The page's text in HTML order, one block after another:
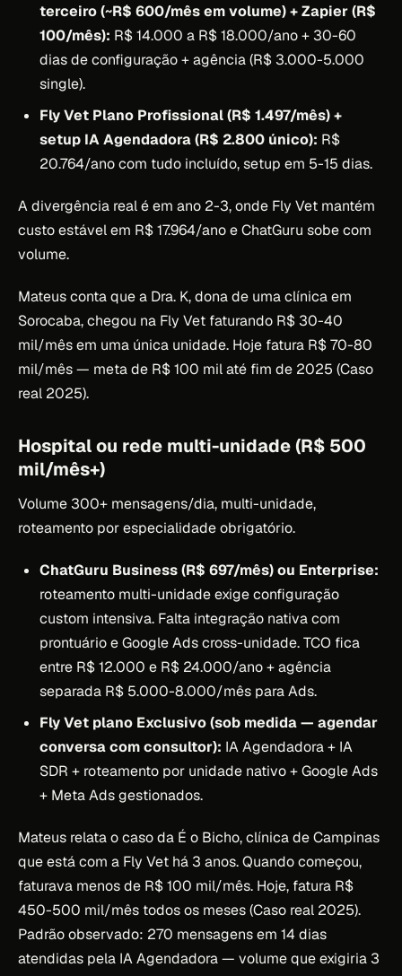
terceiro (~R$ 600/mês em volume) + Zapier (R$
100/mês): R$ 14.000 a R$ 18.000/ano + 30-60
dias de configuração + agência (R$ 3.000-5.000
single).
Fly Vet Plano Profissional (R$ 1.497/mês) +
setup IA Agendadora (R$ 2.800 único): R$
20.764/ano com tudo incluído, setup em 5-15 dias.
A divergência real é em ano 2-3, onde Fly Vet mantém
custo estável em R$ 17.964/ano e ChatGuru sobe com
volume.
Mateus conta que a Dra. K, dona de uma clínica em
Sorocaba, chegou na Fly Vet faturando R$ 30-40
mil/mês em uma única unidade. Hoje fatura R$ 70-80
mil/mês — meta de R$ 100 mil até fim de 2025 (Caso
real 2025).
Hospital ou rede multi-unidade (R$ 500
mil/mês+)
Volume 300+ mensagens/dia, multi-unidade,
roteamento por especialidade obrigatório.
ChatGuru Business (R$ 697/mês) ou Enterprise:
roteamento multi-unidade exige configuração
custom intensiva. Falta integração nativa com
prontuário e Google Ads cross-unidade. TCO fica
entre R$ 12.000 e R$ 24.000/ano + agência
separada R$ 5.000-8.000/mês para Ads.
Fly Vet plano Exclusivo (sob medida — agendar
conversa com consultor): IA Agendadora + IA
SDR + roteamento por unidade nativo + Google Ads
+ Meta Ads gestionados.
Mateus relata o caso da É o Bicho, clínica de Campinas
que está com a Fly Vet há 3 anos. Quando começou,
faturava menos de R$ 100 mil/mês. Hoje, fatura R$
450-500 mil/mês todos os meses (Caso real 2025).
Padrão observado: 270 mensagens em 14 dias
atendidas pela IA Agendadora — volume que exigiria 3